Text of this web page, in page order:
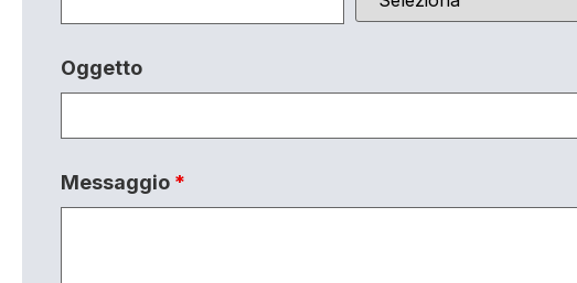
Oggetto
Messaggio *